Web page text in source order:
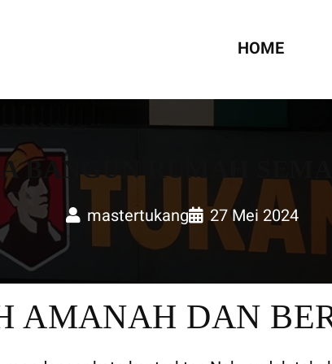
HOME
BANGUN RUMAH
mastertukang 27 Mei 2024
AMANAH DAN